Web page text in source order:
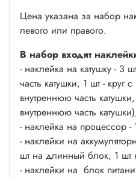
Цена указана за набор
левого или правого.
В набор входят
- наклейка на катушку - 3
часть катушки, 1 шт -
внутреннюю часть
внутреннюю часть
- наклейка на процессор -
- наклейки на
шт на длинный блок, 1 шт
- наклейки на блок